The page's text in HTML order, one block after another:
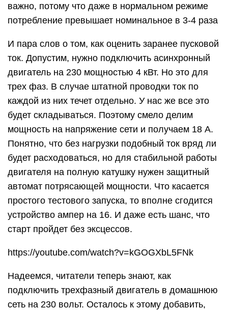
важно, потому что даже в нормальном режиме
потребление превышает номинальное в 3-4 раза
И пара слов о том, как оценить заранее пусковой
ток. Допустим, нужно подключить асинхронный
двигатель на 230 мощностью 4 кВт. Но это для
трех фаз. В случае штатной проводки ток по
каждой из них течет отдельно. У нас же все это
будет складываться. Поэтому смело делим
мощность на напряжение сети и получаем 18 А.
Понятно, что без нагрузки подобный ток вряд ли
будет расходоваться, но для стабильной работы
двигателя на полную катушку нужен защитный
автомат потрясающей мощности. Что касается
простого тестового запуска, то вполне сгодится
устройство ампер на 16. И даже есть шанс, что
старт пройдет без эксцессов.
https://youtube.com/watch?v=kGOGXbL5FNk
Надеемся, читатели теперь знают, как
подключить трехфазный двигатель в домашнюю
сеть на 230 вольт. Осталось к этому добавить,